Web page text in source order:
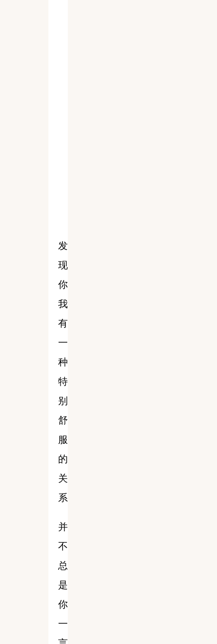
发
现
你
我
有
一
种
特
别
舒
服
的
关
系
并
不
总
是
你
一